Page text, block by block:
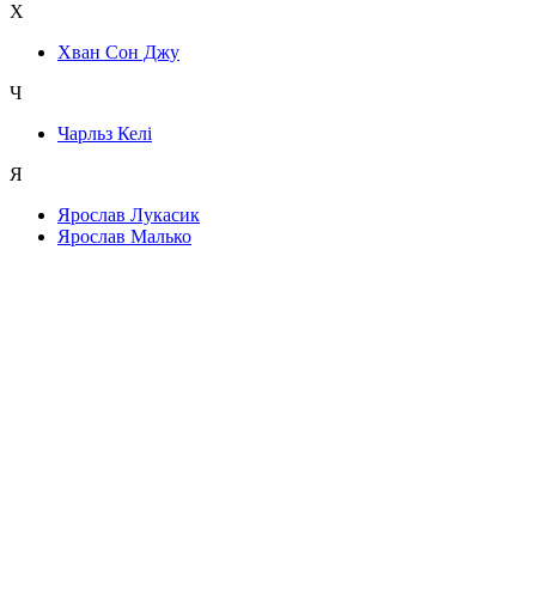
Х
Хван Сон Джу
Ч
Чарльз Келі
Я
Ярослав Лукасик
Ярослав Малько